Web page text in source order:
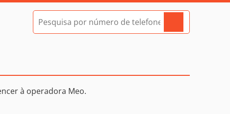
à operadora Meo.